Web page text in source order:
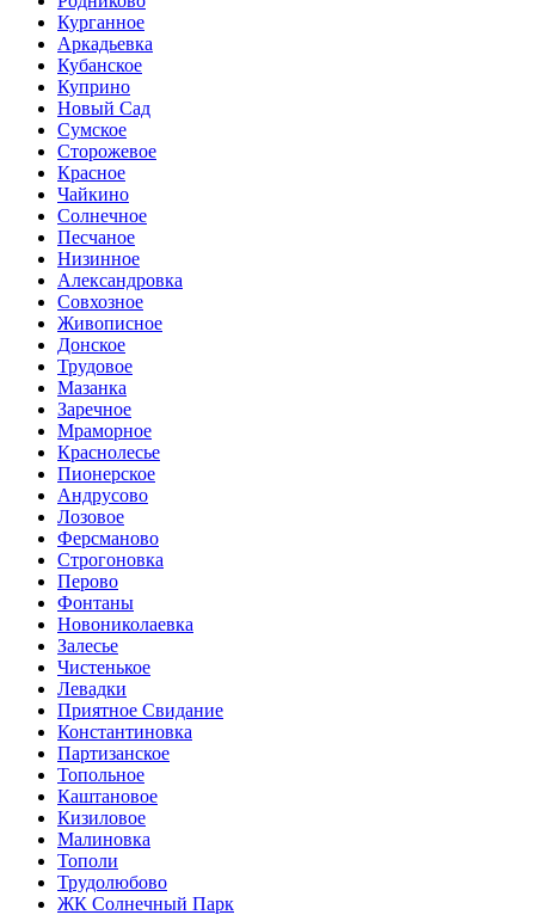
Курганное
Аркадьевка
Кубанское
Куприно
Новый Сад
Сумское
Сторожевое
Красное
Чайкино
Солнечное
Песчаное
Низинное
Александровка
Совхозное
Живописное
Донское
Трудовое
Мазанка
Заречное
Мраморное
Краснолесье
Пионерское
Андрусово
Лозовое
Ферсманово
Строгоновка
Перово
Фонтаны
Новониколаевка
Залесье
Чистенькое
Левадки
Приятное Свидание
Константиновка
Партизанское
Топольное
Каштановое
Кизиловое
Малиновка
Тополи
Трудолюбово
ЖК Солнечный Парк